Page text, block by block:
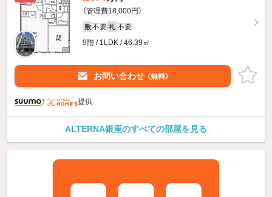
（管理費18,000円）
敷 不要 礼 不要
9階 / 1LDK / 46.39㎡
お問い合わせ （無料）
提供
ALTERNA銀座のすべての部屋を見る